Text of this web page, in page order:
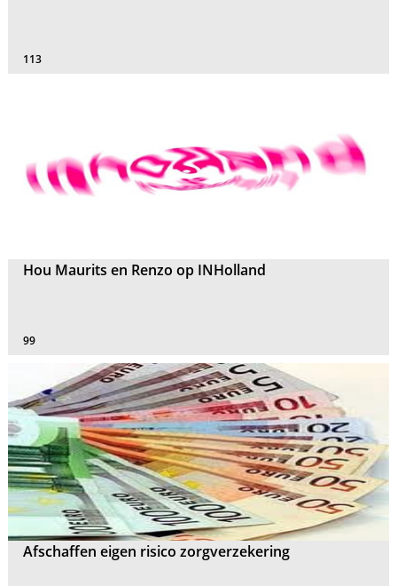
113
Hou Maurits en Renzo op INHolland
99
Afschaffen eigen risico zorgverzekering